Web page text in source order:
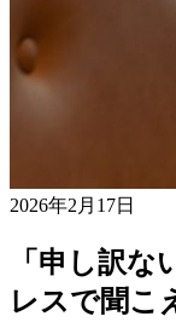
2026年2月17日
「申し訳な
レスで聞